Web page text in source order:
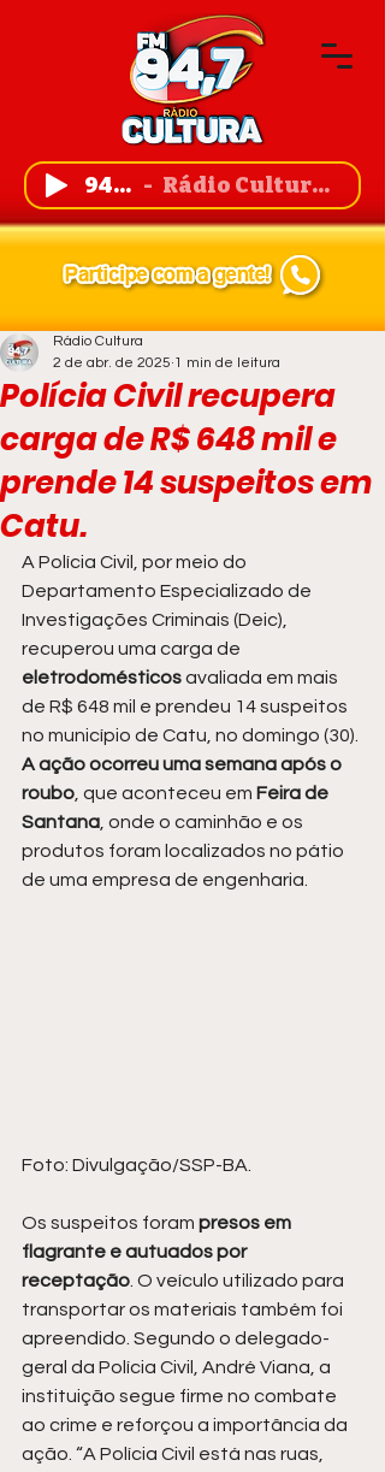
94,7 FM Rádio Cultura de Guanambi
Polícia Civil recupera
carga de R$ 648 mil e
prende 14 suspeitos em
Catu.
Rádio Cultura
2 de abr. de 2025 1 min de leitura
A Polícia Civil, por meio do
Departamento Especializado de
Investigações Criminais (Deic),
recuperou uma carga de
eletrodomésticos avaliada em mais
de R$ 648 mil e prendeu 14 suspeitos
no município de Catu, no domingo (30).
A ação ocorreu uma semana após o
roubo , que aconteceu em Feira de
Santana , onde o caminhão e os
produtos foram localizados no pátio
de uma empresa de engenharia.
Foto: Divulgação/SSP-BA.
Os suspeitos foram presos em
flagrante e autuados por
receptação. O veículo utilizado para
transportar os materiais também foi
apreendido. Segundo o delegado-
geral da Polícia Civil, André Viana, a
instituição segue firme no combate
ao crime e reforçou a importância da
ação. “A Polícia Civil está nas ruas,